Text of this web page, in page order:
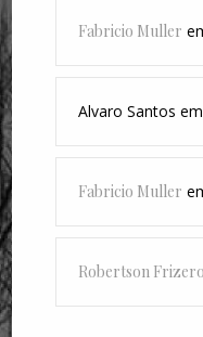
Fabricio Muller
Alvaro Santos em
Fabricio Muller
Robertson Frizero